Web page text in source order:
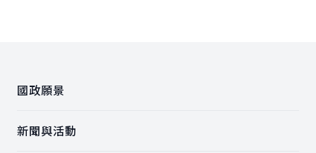
國政願景
新聞與活動